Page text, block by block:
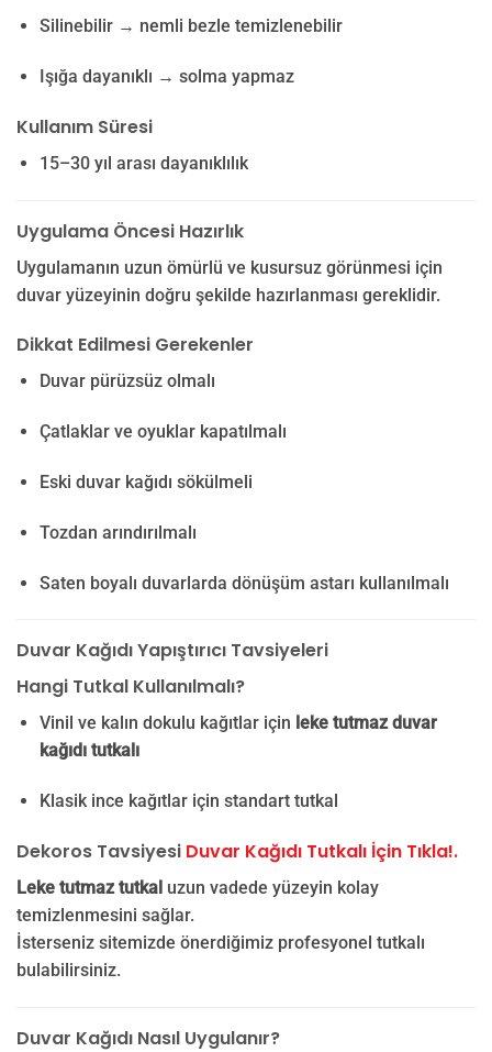
Silinebilir → nemli bezle temizlenebilir
Işığa dayanıklı → solma yapmaz
Kullanım Süresi
15–30 yıl arası dayanıklılık
Uygulama Öncesi Hazırlık
Uygulamanın uzun ömürlü ve kusursuz görünmesi için
duvar yüzeyinin doğru şekilde hazırlanması gereklidir.
Dikkat Edilmesi Gerekenler
Duvar pürüzsüz olmalı
Çatlaklar ve oyuklar kapatılmalı
Eski duvar kağıdı sökülmeli
Tozdan arındırılmalı
Saten boyalı duvarlarda dönüşüm astarı kullanılmalı
Duvar Kağıdı Yapıştırıcı Tavsiyeleri
Hangi Tutkal Kullanılmalı?
Vinil ve kalın dokulu kağıtlar için leke tutmaz duvar
kağıdı tutkalı
Klasik ince kağıtlar için standart tutkal
Dekoros Tavsiyesi Duvar Kağıdı Tutkalı İçin Tıkla!.
Leke tutmaz tutkal uzun vadede yüzeyin kolay
temizlenmesini sağlar.
İsterseniz sitemizde önerdiğimiz profesyonel tutkalı
bulabilirsiniz.
Duvar Kağıdı Nasıl Uygulanır?